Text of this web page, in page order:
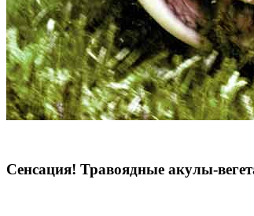
Сенсация! Травоядные акулы-